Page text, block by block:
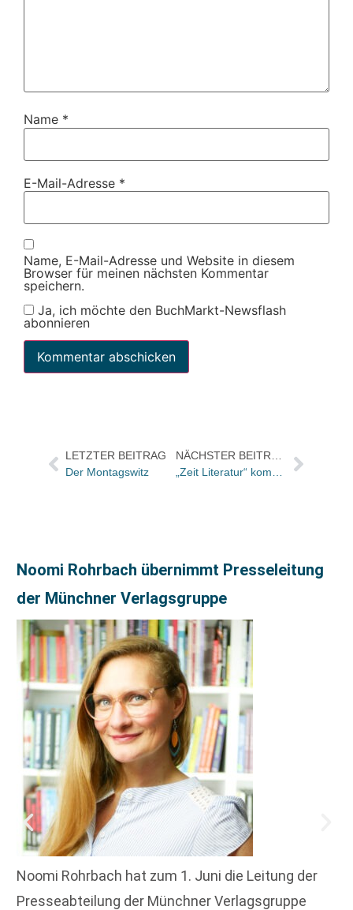
Name *
E-Mail-Adresse *
Name, E-Mail-Adresse und Website in diesem
Browser für meinen nächsten Kommentar
speichern.
Ja, ich möchte den BuchMarkt-Newsflash
abonnieren
LETZTER BEITRAG
Der Montagswitz
NÄCHSTER BEITRAG
„Zeit Literatur“ kommt künftig viermal im Jahr – und erstmals mit literarischer Jahresbestenliste
Noomi Rohrbach übernimmt Presseleitung
der Münchner Verlagsgruppe
Noomi Rohrbach hat zum 1. Juni die Leitung der
Presseabteilung der Münchner Verlagsgruppe